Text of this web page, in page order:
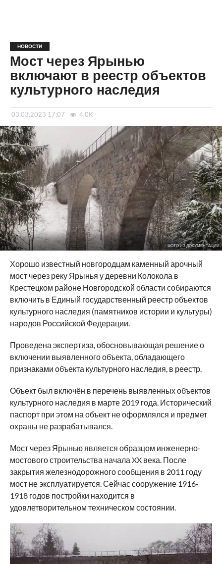
НОВОСТИ
Мост через Ярынью
включают в реестр объектов
культурного наследия
03.03.2023 17:07 4.0K
ФОТО ИЗ ДОКУМЕНТАЦИИ
Хорошо известный новгородцам каменный арочный
мост через реку Ярынья у деревни Колокола в
Крестецком районе Новгородской области собираются
включить в Единый государственный реестр объектов
культурного наследия (памятников истории и культуры)
народов Российской Федерации.
Проведена экспертиза, обосновывающая решение о
включении выявленного объекта, обладающего
признаками объекта культурного наследия, в реестр.
Объект был включён в перечень выявленных объектов
культурного наследия в марте 2019 года. Исторический
паспорт при этом на объект не оформлялся и предмет
охраны не разрабатывался.
Мост через Ярынью является образцом инженерно-
мостового строительства начала XX века. После
закрытия железнодорожного сообщения в 2011 году
мост не эксплуатируется. Сейчас сооружение 1916-
1918 годов постройки находится в
удовлетворительном техническом состоянии.